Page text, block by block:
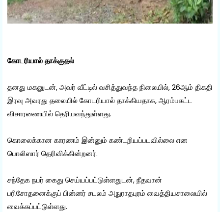
கோடரியால் தாக்குதல்
தனது மகனுடன், அவர் வீட்டில் வசித்துவந்த நிலையில், 26ஆம் திகதி
இரவு அவரது தலையில் கோடரியால் தாக்கியதாக, ஆரம்பகட்ட
விசாரணையில் தெரியவந்துள்ளது.
கொலைக்கான காரணம் இன்னும் கண்டறியப்படவில்லை என
பொலிஸார் தெரிவிக்கின்றனர்.
சந்தேக நபர் கைது செய்யப்பட்டுள்ளதுடன், நீதவான்
பரிசோதனைக்குப் பின்னர் சடலம் அநுராதபுரம் வைத்தியசாலையில்
வைக்கப்பட்டுள்ளது.